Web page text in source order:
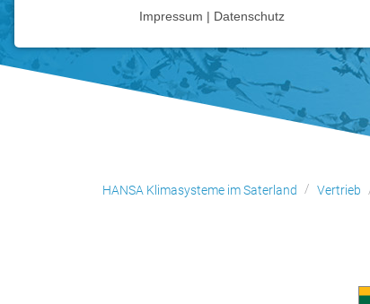
HANSA Klimasysteme im Saterland Vertrieb
Notwendige Cookies ermöglichen grundlegende
Funktionen und sind für die einwandfreie Funktion
der Website erforderlich.
Impressum | Datenschutz